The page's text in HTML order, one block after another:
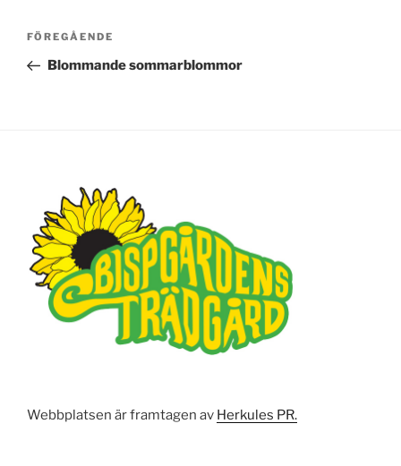
Inläggsnavigering
Föregående
inlägg
FÖREGÅENDE
Blommande sommarblommor
Webbplatsen är framtagen av Herkules PR.